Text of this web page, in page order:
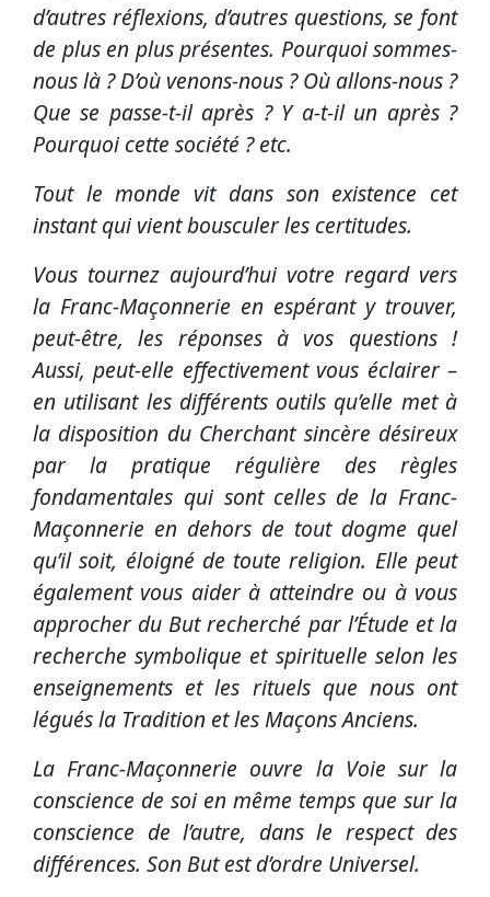
d’autres réflexions, d’autres questions, se font
de plus en plus présentes. Pourquoi sommes-
nous là ? D’où venons-nous ? Où allons-nous ?
Que se passe-t-il après ? Y a-t-il un après ?
Pourquoi cette société ? etc.
Tout le monde vit dans son existence cet
instant qui vient bousculer les certitudes.
Vous tournez aujourd’hui votre regard vers
la Franc-Maçonnerie en espérant y trouver,
peut-être, les réponses à vos questions !
Aussi, peut-elle effectivement vous éclairer –
en utilisant les différents outils qu’elle met à
la disposition du Cherchant sincère désireux
par la pratique régulière des règles
fondamentales qui sont celles de la Franc-
Maçonnerie en dehors de tout dogme quel
qu’il soit, éloigné de toute religion. Elle peut
également vous aider à atteindre ou à vous
approcher du But recherché par l’Étude et la
recherche symbolique et spirituelle selon les
enseignements et les rituels que nous ont
légués la Tradition et les Maçons Anciens.
La Franc-Maçonnerie ouvre la Voie sur la
conscience de soi en même temps que sur la
conscience de l’autre, dans le respect des
différences. Son But est d’ordre Universel.